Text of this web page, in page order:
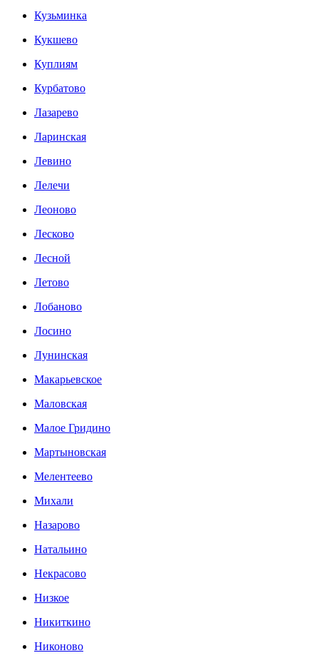
Кузьминка
Кукшево
Куплиям
Курбатово
Лазарево
Ларинская
Левино
Лелечи
Леоново
Лесково
Лесной
Летово
Лобаново
Лосино
Лунинская
Макарьевское
Маловская
Малое Гридино
Мартыновская
Мелентеево
Михали
Назарово
Натальино
Некрасово
Низкое
Никиткино
Никоново